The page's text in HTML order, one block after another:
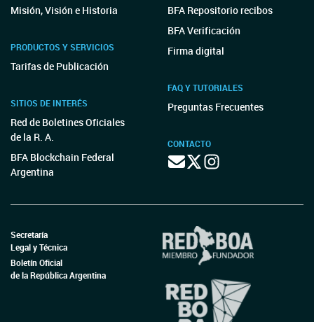
Misión, Visión e Historia
PRODUCTOS Y SERVICIOS
Tarifas de Publicación
SITIOS DE INTERÉS
Red de Boletines Oficiales
de la R. A.
BFA Blockchain Federal
Argentina
BFA Repositorio recibos
BFA Verificación
Firma digital
FAQ Y TUTORIALES
Preguntas Frecuentes
CONTACTO
Secretaría
Legal y Técnica
Boletín Oficial
de la República Argentina